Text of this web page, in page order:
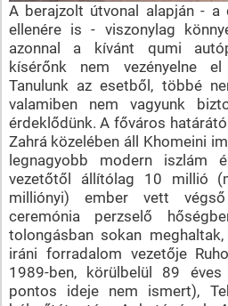
A berajzolt útvonal alapján - a
ellenére is - viszonylag
azonnal a kívánt qumi
kísérőnk nem vezényelne el
Tanulunk az esetből, többé
valamiben nem vagyunk
érdeklődünk. A főváros
Zahrá közelében áll Khomeini
legnagyobb modern iszlám
vezetőtől állítólag 10 millió
milliónyi) ember vett
ceremónia perzselő
tolongásban sokan
iráni forradalom vezetője
1989-ben, körülbelül 89 éves
pontos ideje nem ismert),